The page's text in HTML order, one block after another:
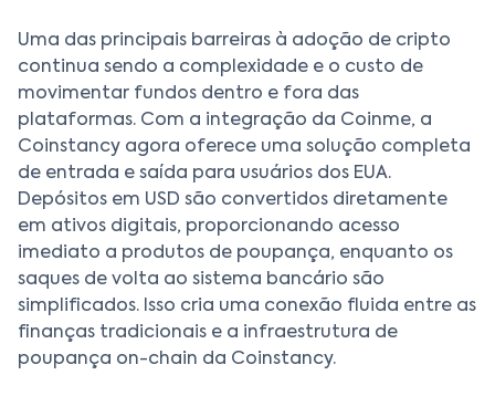
Uma das principais barreiras à adoção de cripto
continua sendo a complexidade e o custo de
movimentar fundos dentro e fora das
plataformas. Com a integração da Coinme, a
Coinstancy agora oferece uma solução completa
de entrada e saída para usuários dos EUA.
Depósitos em USD são convertidos diretamente
em ativos digitais, proporcionando acesso
imediato a produtos de poupança, enquanto os
saques de volta ao sistema bancário são
simplificados. Isso cria uma conexão fluida entre as
finanças tradicionais e a infraestrutura de
poupança on-chain da Coinstancy.